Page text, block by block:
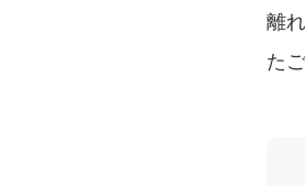
離
た